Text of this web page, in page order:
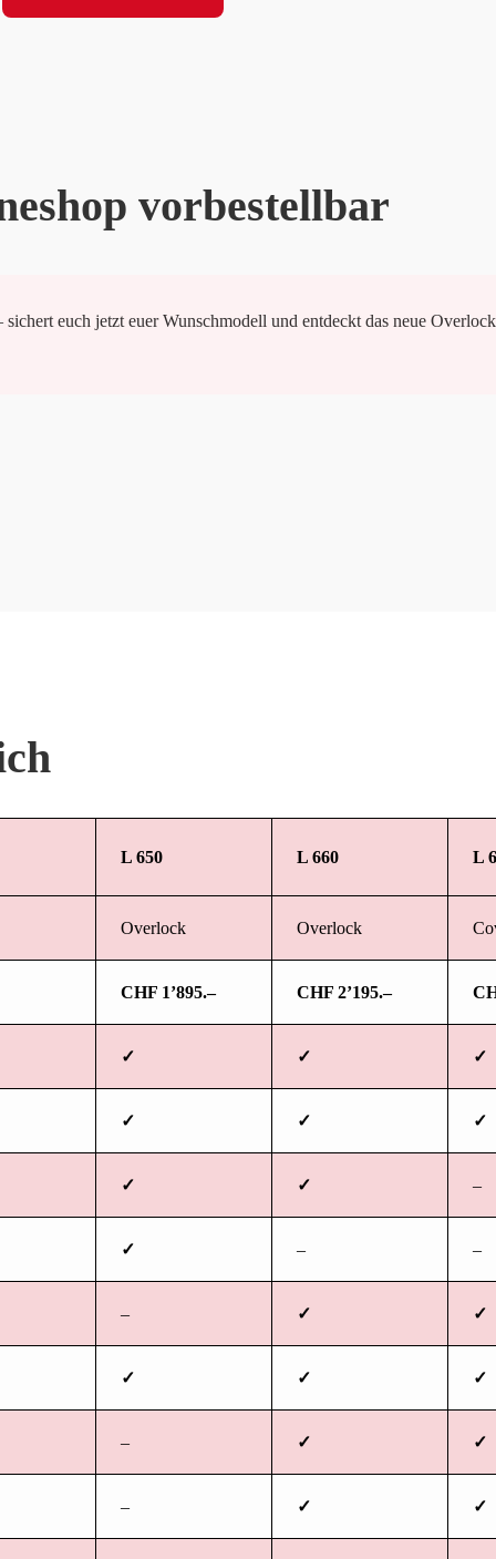
vorbestellbar
euch jetzt euer Wunschmodell und entdeckt das neue
L 650 L 660 L
Overlock Overlock
CHF 1’895.– CHF 2’195.–
✓ ✓ ✓
✓ ✓ ✓
✓ ✓ –
✓ – –
– ✓ ✓
✓ ✓ ✓
– ✓ ✓
– ✓ ✓